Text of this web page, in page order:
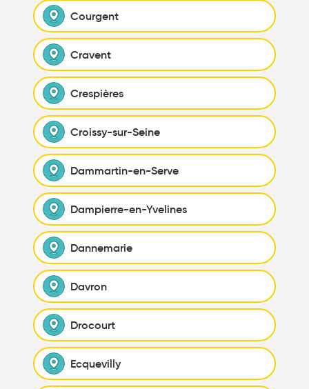
Courgent
Cravent
Crespières
Croissy-sur-Seine
Dammartin-en-Serve
Dampierre-en-Yvelines
Dannemarie
Davron
Drocourt
Ecquevilly